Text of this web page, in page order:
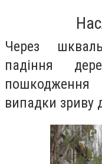
Через
падіння
пошкодження
випадки зриву